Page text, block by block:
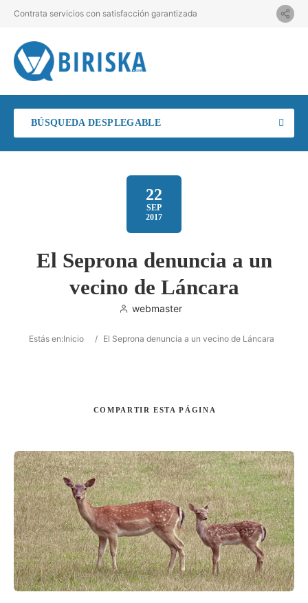
Contrata servicios con satisfacción garantizada
BÚSQUEDA DESPLEGABLE
22
SEP
2017
El Seprona denuncia a un
vecino de Láncara
webmaster
Estás en:Inicio / El Seprona denuncia a un vecino de Láncara
COMPARTIR ESTA PÁGINA